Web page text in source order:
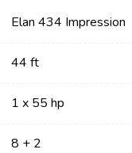
Elan 434 Impression
44 ft
1 x 55 hp
8 + 2